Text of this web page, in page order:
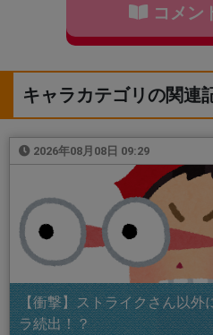
コメン
キャラカテゴリの関連
2026年08月08日 09:29
【衝撃】ストライクさん以外
ラ続出！？